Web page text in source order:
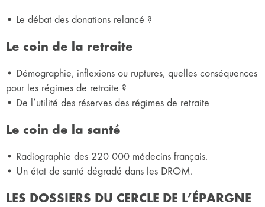
• Le débat des donations relancé ?
Le coin de la retraite
• Démographie, inflexions ou ruptures, quelles conséquences
pour les régimes de retraite ?
• De l’utilité des réserves des régimes de retraite
Le coin de la santé
• Radiographie des 220 000 médecins français.
• Un état de santé dégradé dans les DROM.
LES DOSSIERS DU CERCLE DE L’ÉPARGNE